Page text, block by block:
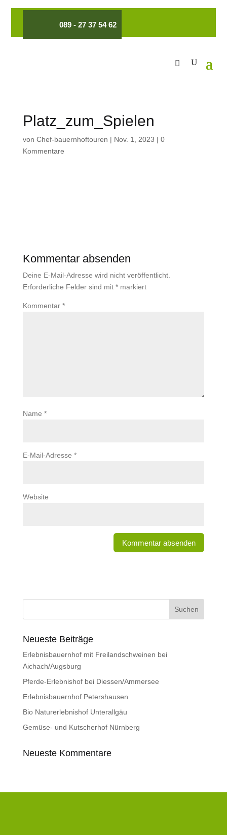
089 - 27 37 54 62
Platz_zum_Spielen
von Chef-bauernhoftouren | Nov. 1, 2023 | 0
Kommentare
Kommentar absenden
Deine E-Mail-Adresse wird nicht veröffentlicht.
Erforderliche Felder sind mit *markiert
Kommentar *
Name *
E-Mail-Adresse *
Website
Neueste Beiträge
Erlebnisbauernhof mit Freilandschweinen bei
Aichach/Augsburg
Pferde-Erlebnishof bei Diessen/Ammersee
Erlebnisbauernhof Petershausen
Bio Naturerlebnishof Unterallgäu
Gemüse- und Kutscherhof Nürnberg
Neueste Kommentare